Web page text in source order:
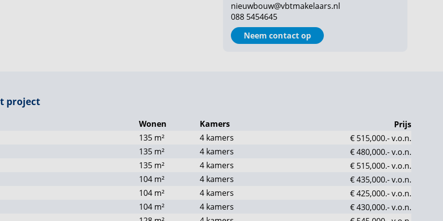
nieuwbouw@vbtmakelaars.nl
088 5454645
Neem contact op
project
Wonen Kamers
Prijs
135 m² 4 kamers € 515,000.-v.o.n.
135 m² 4 kamers € 480,000.-v.o.n.
135 m² 4 kamers € 515,000.-v.o.n.
104 m² 4 kamers € 435,000.-v.o.n.
104 m² 4 kamers € 425,000.-v.o.n.
104 m² 4 kamers € 430,000.-v.o.n.